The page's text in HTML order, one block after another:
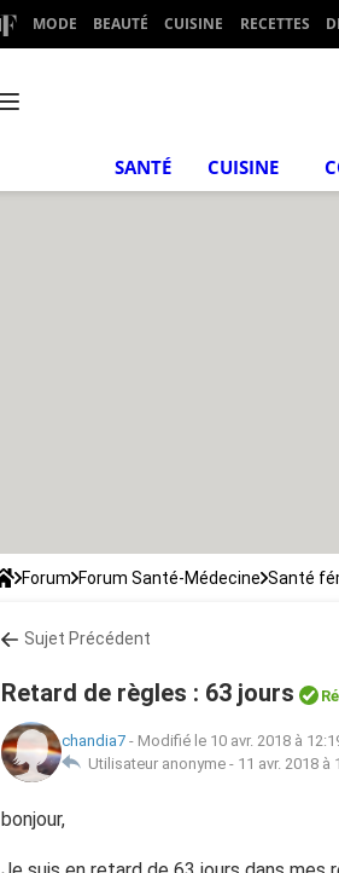
MODE BEAUTÉ CUISINE RECETTES
SANTÉ CUISINE
Forum Forum Santé-Médecine Santé
Sujet Précédent
Retard de règles : 63 jours
chandia7 - Modifié le 10 avr. 2018 à
Utilisateur anonyme - 11 avr. 2018 à
bonjour,